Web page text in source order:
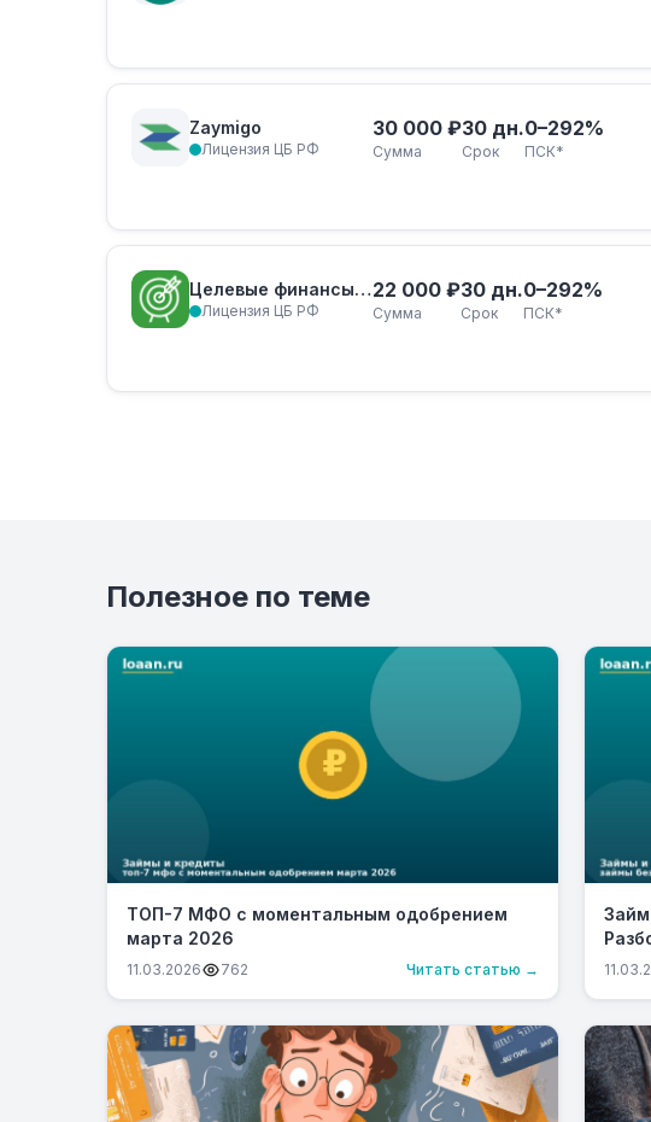
Zaymigo
Лицензия ЦБ РФ
30 000 ₽
Сумма
30 дн.
Срок
0–292%
ПСК*
Целевые финансы займ
Лицензия ЦБ РФ
22 000 ₽
Сумма
30 дн.
Срок
0–292%
ПСК*
Полезное по теме
ТОП-7 МФО с моментальным одобрением
марта 2026
11.03.2026 762 Читать статью →